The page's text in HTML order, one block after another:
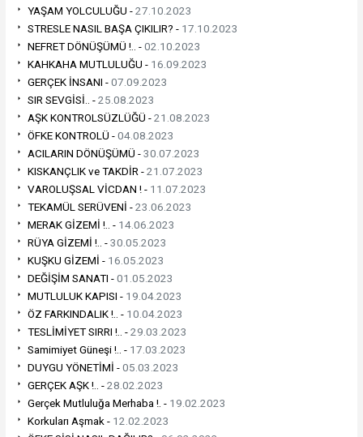
YAŞAM YOLCULUĞU -27.10.2023
STRESLE NASIL BAŞA ÇIKILIR? - 17.10.2023
NEFRET DÖNÜŞÜMÜ !.. -02.10.2023
KAHKAHA MUTLULUĞU - 16.09.2023
GERÇEK İNSANI -07.09.2023
SIR SEVGİSİ.. -25.08.2023
AŞK KONTROLSÜZLÜĞÜ -21.08.2023
ÖFKE KONTROLÜ -04.08.2023
ACILARIN DÖNÜŞÜMÜ -30.07.2023
KISKANÇLIK ve TAKDİR -21.07.2023
VAROLUŞSAL VİCDAN ! - 11.07.2023
TEKAMÜL SERÜVENİ -23.06.2023
MERAK GİZEMİ !.. - 14.06.2023
RÜYA GİZEMİ !.. -30.05.2023
KUŞKU GİZEMİ - 16.05.2023
DEĞİŞİM SANATI -01.05.2023
MUTLULUK KAPISI - 19.04.2023
ÖZ FARKINDALIK !.. - 10.04.2023
TESLİMİYET SIRRI !.. -29.03.2023
Samimiyet Güneşi !.. - 17.03.2023
DUYGU YÖNETİMİ -05.03.2023
GERÇEK AŞK !.. -28.02.2023
Gerçek Mutluluğa Merhaba !. - 19.02.2023
Korkuları Aşmak - 12.02.2023